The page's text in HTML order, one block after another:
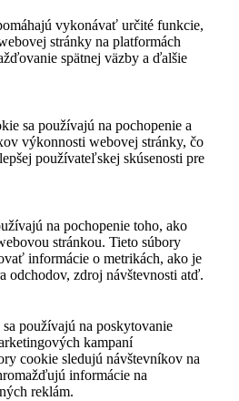
vykonávať určité funkcie,
stránky na platformách
spätnej väzby a ďalšie
sa používajú na pochopenie a
výkonnosti webovej stránky, čo
používateľskej skúsenosti pre
na pochopenie toho, ako
stránkou. Tieto súbory
informácie o metrikách, ako je
odchodov, zdroj návštevnosti atď.
používajú na poskytovanie
kampaní
cookie sledujú návštevníkov na
informácie na
reklám.